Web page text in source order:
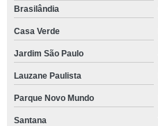
Brasilândia
Casa Verde
Jardim São Paulo
Lauzane Paulista
Parque Novo Mundo
Santana